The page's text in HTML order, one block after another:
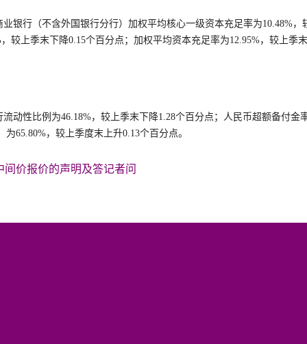
银行（不含外国银行分行）加权平均核心一级资本充足率为10.48%，
较上季末下降0.15个百分点；加权平均资本充足率为12.95%，较上季
动性比例为46.18%，较上季末下降1.28个百分点；人民币超额备付金
65.80%，较上季度末上升0.13个百分点。
价报价的声明及答记者问